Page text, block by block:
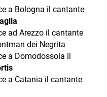
a Bologna il cantante
ad Arezzo il cantante
dei Negrita
a Domodossola il
a Catania il cantante